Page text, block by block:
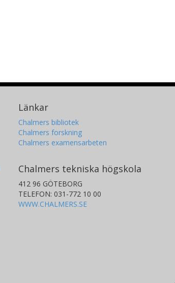
Länkar
Chalmers bibliotek
Chalmers forskning
Chalmers examensarbeten
Chalmers tekniska högskola
412 96 GÖTEBORG
TELEFON: 031-772 10 00
WWW.CHALMERS.SE